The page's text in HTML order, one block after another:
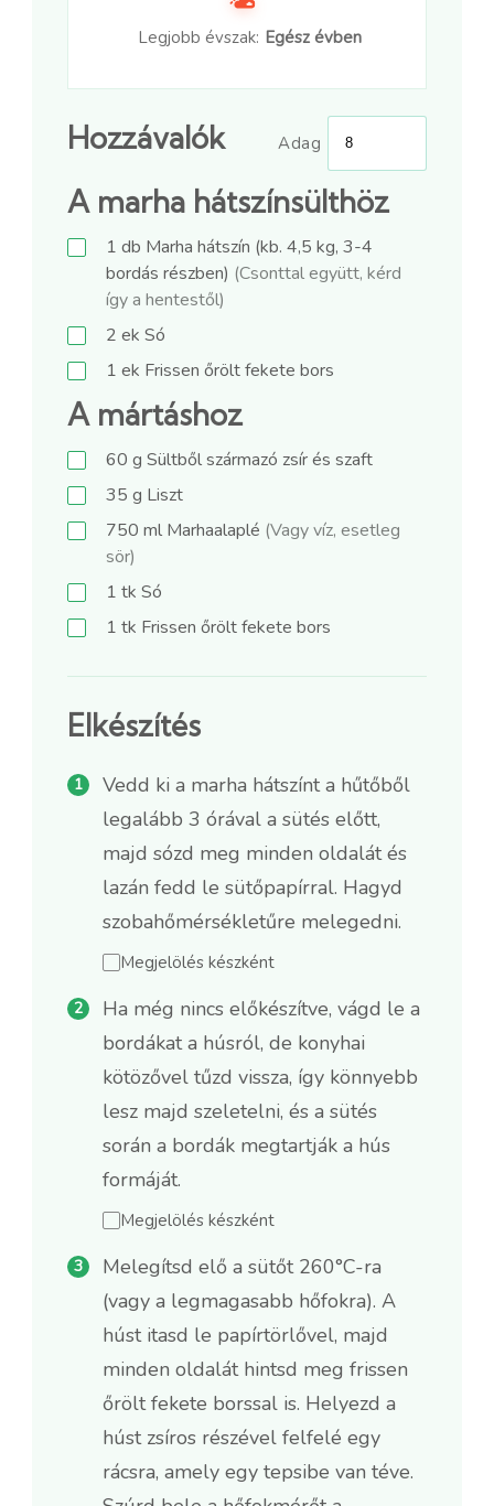
Legjobb évszak: Egész évben
Hozzávalók Adag
A marha hátszínsülthöz
1 db Marha hátszín (kb. 4,5 kg, 3-4
bordás részben) (Csonttal együtt, kérd
így a hentestől)
2 ek Só
1 ek Frissen őrölt fekete bors
A mártáshoz
60 g Sültből származó zsír és szaft
35 g Liszt
750 ml Marhaalaplé (Vagy víz, esetleg
sör)
1 tk Só
1 tk Frissen őrölt fekete bors
Elkészítés
Vedd ki a marha hátszínt a hűtőből
legalább 3 órával a sütés előtt,
majd sózd meg minden oldalát és
lazán fedd le sütőpapírral. Hagyd
szobahőmérsékletűre melegedni.
Megjelölés készként
Ha még nincs előkészítve, vágd le a
bordákat a húsról, de konyhai
kötözővel tűzd vissza, így könnyebb
lesz majd szeletelni, és a sütés
során a bordák megtartják a hús
formáját.
Megjelölés készként
Melegítsd elő a sütőt 260°C-ra
(vagy a legmagasabb hőfokra). A
húst itasd le papírtörlővel, majd
minden oldalát hintsd meg frissen
őrölt fekete borssal is. Helyezd a
húst zsíros részével felfelé egy
rácsra, amely egy tepsibe van téve.